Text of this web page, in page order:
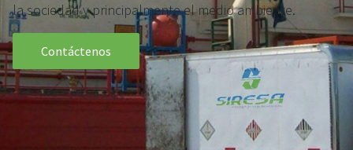
la sociedad y principalmente el medio ambiente.
Contáctenos